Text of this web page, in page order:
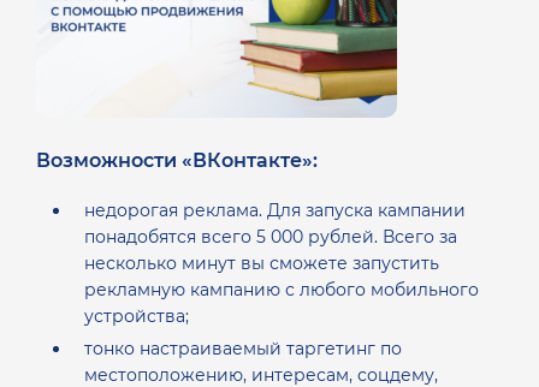
Возможности «ВКонтакте»:
недорогая реклама. Для запуска кампании
понадобятся всего 5 000 рублей. Всего за
несколько минут вы сможете запустить
рекламную кампанию с любого мобильного
устройства;
тонко настраиваемый таргетинг по
местоположению, интересам, соцдему,